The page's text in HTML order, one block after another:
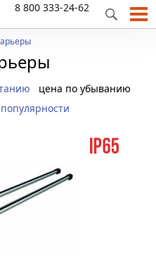
8 800 333-24-62
цена по убыванию